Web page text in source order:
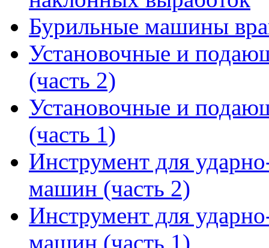
Бурильные машины
Установочные и
(часть 2)
Установочные и
(часть 1)
Инструмент для
машин (часть 2)
Инструмент для
машин (часть 1)